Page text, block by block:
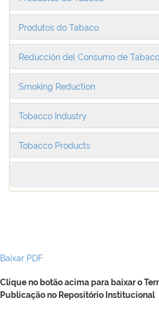
Produtos do Tabaco
Reducción del Consumo de Tabaco
Smoking Reduction
Tobacco Industry
Tobacco Products
Baixar PDF
Clique no botão acima para baixar o
Publicação no Repositório Institucional